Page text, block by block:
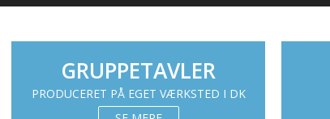
GRUPPETAVLER
PRODUCERET PÅ EGET VÆRKSTED I DK